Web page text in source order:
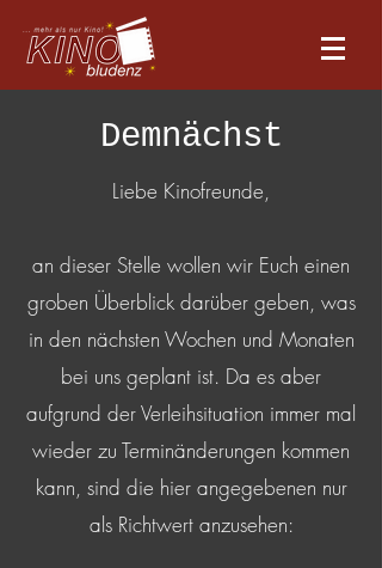
Demnächst
Liebe Kinofreunde,
an dieser Stelle wollen wir Euch einen
groben Überblick darüber geben, was
in den nächsten Wochen und Monaten
bei uns geplant ist. Da es aber
aufgrund der Verleihsituation immer mal
wieder zu Terminänderungen kommen
kann, sind die hier angegebenen nur
als Richtwert anzusehen: